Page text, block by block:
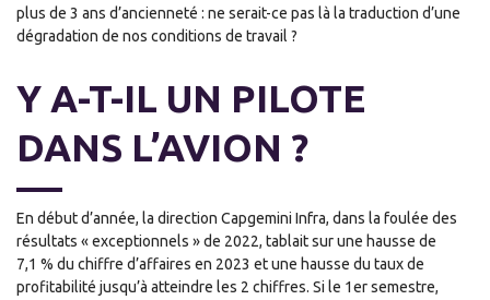
plus de 3 ans d’ancienneté : ne serait-ce pas là la traduction d’une
dégradation de nos conditions de travail ?
Y A-T-IL UN PILOTE
DANS L’AVION ?
En début d’année, la direction Capgemini Infra, dans la foulée des
résultats « exceptionnels » de 2022, tablait sur une hausse de
7,1 % du chiffre d’affaires en 2023 et une hausse du taux de
profitabilité jusqu’à atteindre les 2 chiffres. Si le 1er semestre,